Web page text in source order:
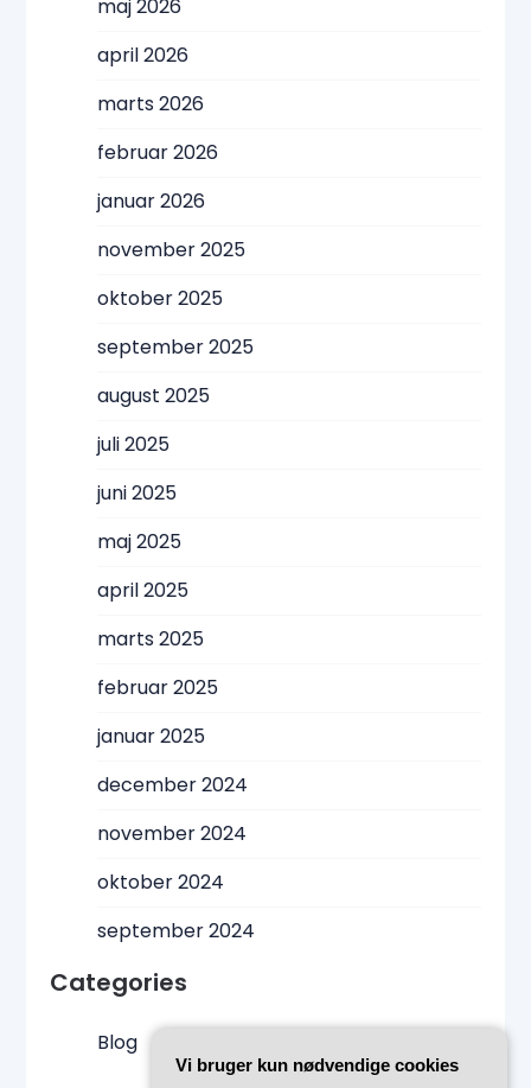
maj 2026
april 2026
marts 2026
februar 2026
januar 2026
november 2025
oktober 2025
september 2025
august 2025
juli 2025
juni 2025
maj 2025
april 2025
marts 2025
februar 2025
januar 2025
december 2024
november 2024
oktober 2024
september 2024
Categories
Blog
Vi bruger kun nødvendige cookies